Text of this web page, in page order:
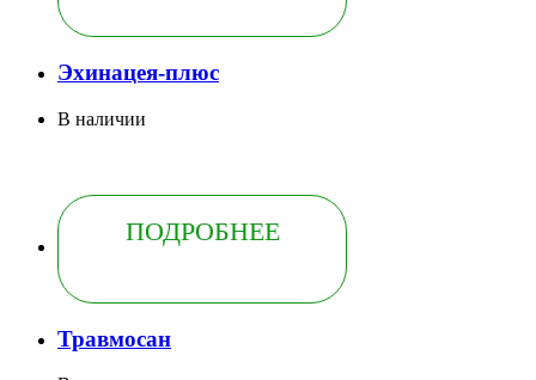
Эхинацея-плюс
В наличии
ПОДРОБНЕЕ
Травмосан